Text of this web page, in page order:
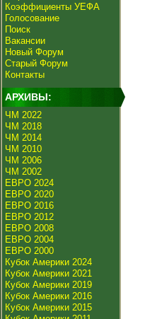
Коэффициенты УЕФА
Голосование
Поиск
Вакансии
Новый Форум
Старый Форум
Контакты
АРХИВЫ:
ЧМ 2022
ЧМ 2018
ЧМ 2014
ЧМ 2010
ЧМ 2006
ЧМ 2002
ЕВРО 2024
ЕВРО 2020
ЕВРО 2016
ЕВРО 2012
ЕВРО 2008
ЕВРО 2004
ЕВРО 2000
Кубок Америки 2024
Кубок Америки 2021
Кубок Америки 2019
Кубок Америки 2016
Кубок Америки 2015